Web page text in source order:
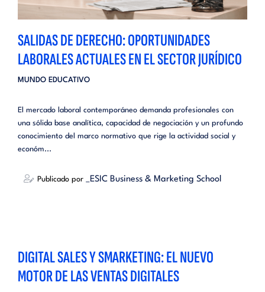
SALIDAS DE DERECHO: OPORTUNIDADES
LABORALES ACTUALES EN EL SECTOR JURÍDICO
MUNDO EDUCATIVO
El mercado laboral contemporáneo demanda profesionales con
una sólida base analítica, capacidad de negociación y un profundo
conocimiento del marco normativo que rige la actividad social y
económ...
Publicado por _ESIC Business & Marketing School
DIGITAL SALES Y SMARKETING: EL NUEVO
MOTOR DE LAS VENTAS DIGITALES